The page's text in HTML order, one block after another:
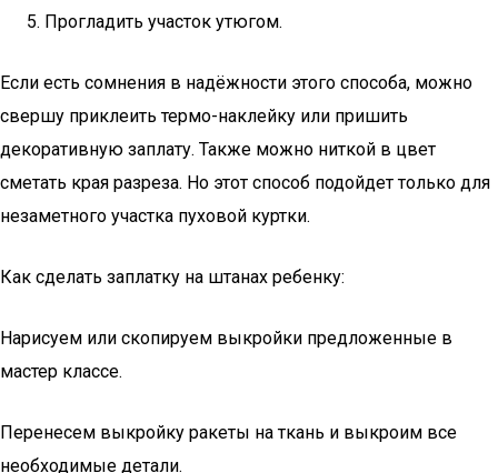
Прогладить участок утюгом.
Если есть сомнения в надёжности этого способа, можно
свершу приклеить термо-наклейку или пришить
декоративную заплату. Также можно ниткой в цвет
сметать края разреза. Но этот способ подойдет только для
незаметного участка пуховой куртки.
Как сделать заплатку на штанах ребенку:
Нарисуем или скопируем выкройки предложенные в
мастер классе.
Перенесем выкройку ракеты на ткань и выкроим все
необходимые детали.